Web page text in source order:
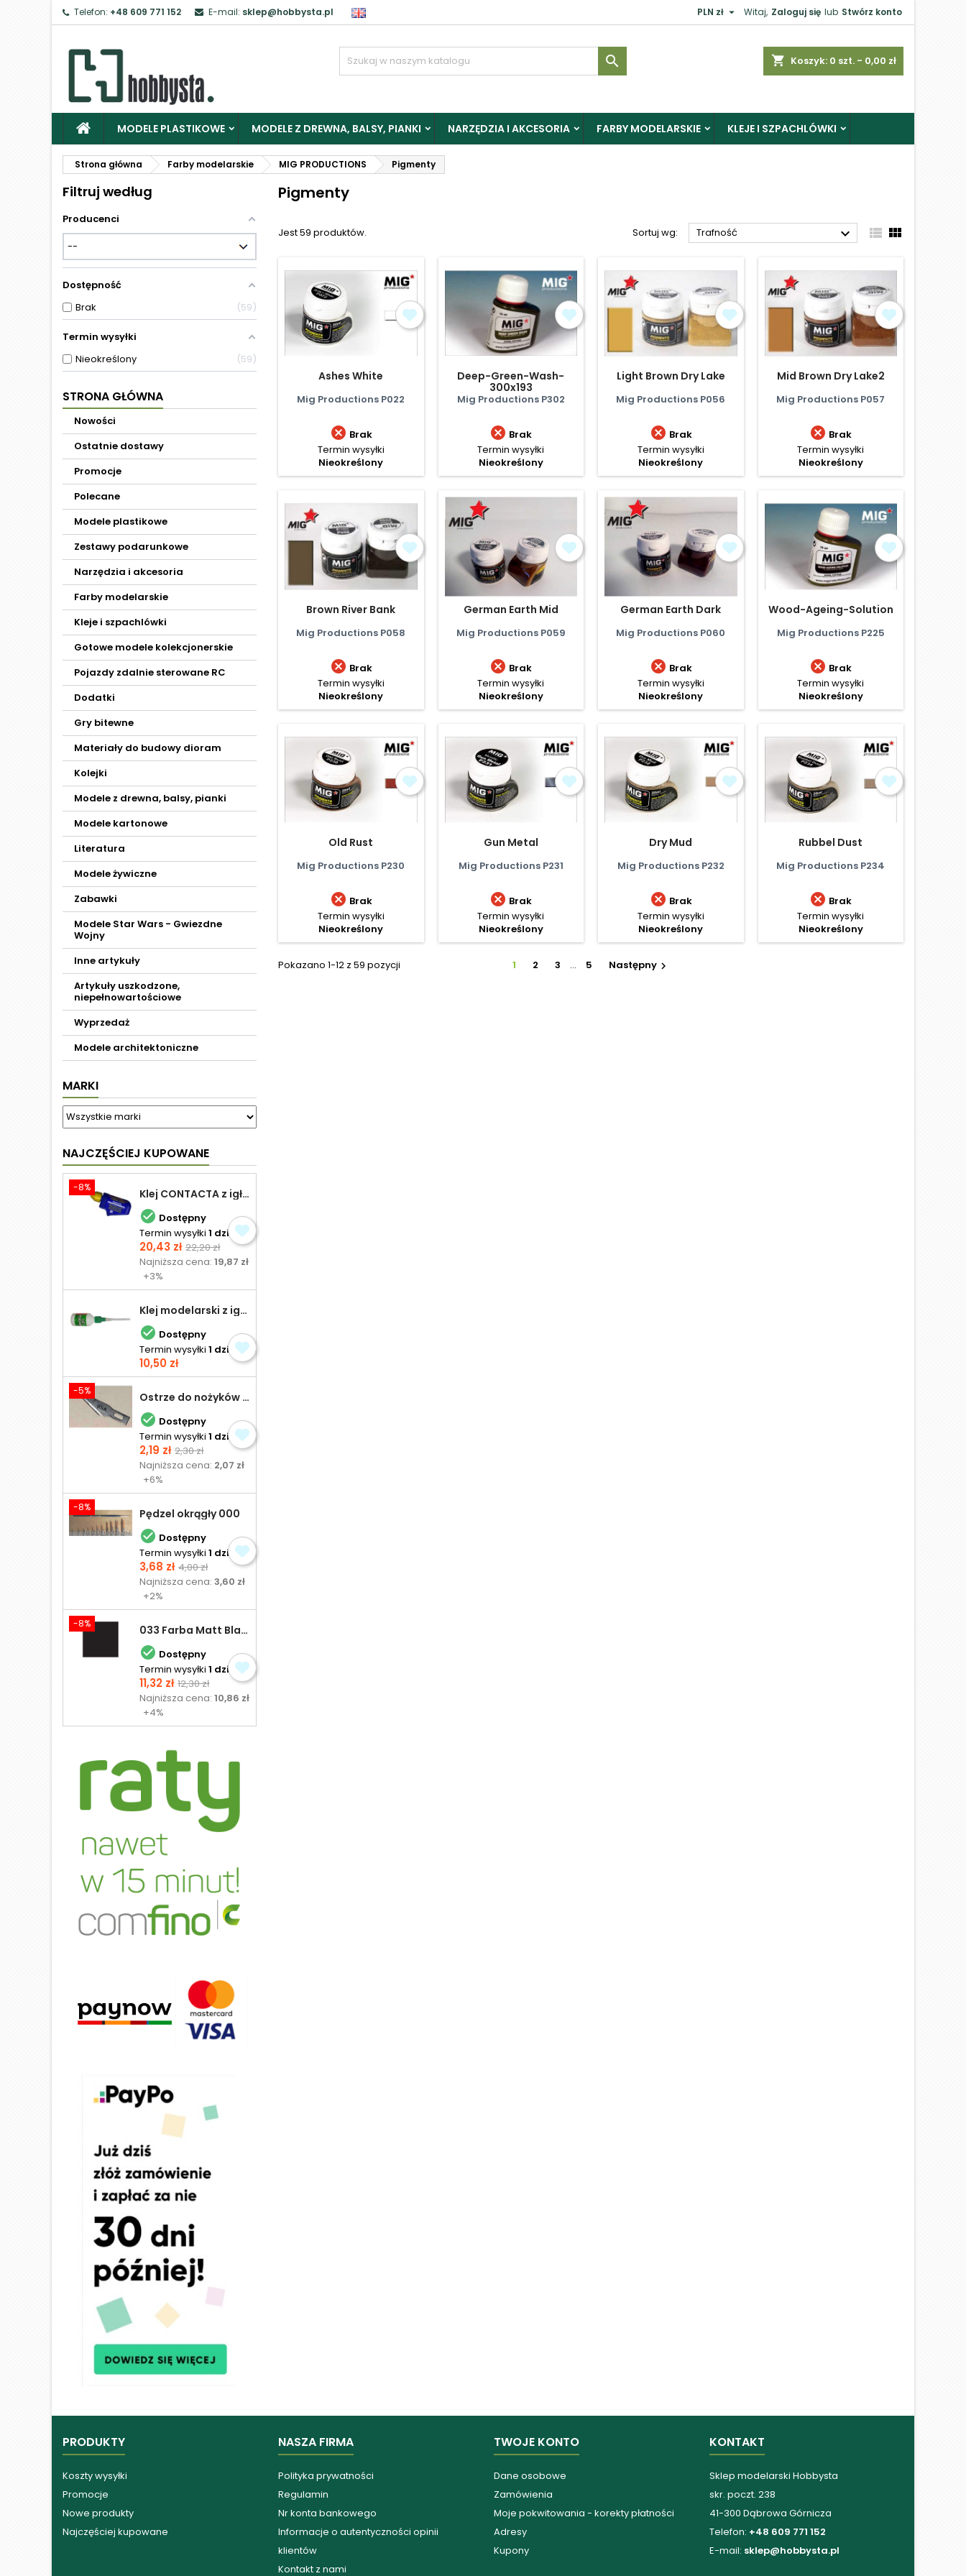
Telefon: +48 609 771 152 E-mail: sklep@hobbysta.pl Witaj, Zaloguj się lub Stwórz konto
PLN zł 
shopping_cart Koszyk: 0 szt. - 0,00 zł

MODELE PLASTIKOWE MODELE Z DREWNA, BALSY, PIANKI NARZĘDZIA I AKCESORIA FARBY MODELARSKIE KLEJE I SZPACHLÓWKI
Strona główna Farby modelarskie MIG PRODUCTIONS Pigmenty
Filtruj według
Producenci
Dostępność
Brak
59
Termin wysyłki
Nieokreślony
59
STRONA GŁÓWNA
Nowości
Ostatnie dostawy
Promocje
Polecane
Modele plastikowe
Zestawy podarunkowe
Narzędzia i akcesoria
Farby modelarskie
Kleje i szpachlówki
Gotowe modele kolekcjonerskie
Pojazdy zdalnie sterowane RC
Dodatki
Gry bitewne
Materiały do budowy dioram
Kolejki
Modele z drewna, balsy, pianki
Modele kartonowe
Literatura
Modele żywiczne
Zabawki
Modele Star Wars - Gwiezdne
Wojny
Inne artykuły
Artykuły uszkodzone,
niepełnowartościowe
Wyprzedaż
Modele architektoniczne
MARKI
NAJCZĘŚCIEJ KUPOWANE
-8% Klej CONTACTA z igłą do plastiku 25,0 g
 Dostępny
Termin wysyłki 1 dzień
Cena
20,43 zł Cena
podstawowa
22,20 zł
Najniższa cena:19,87 zł
+3%
Klej modelarski z igłą 30 ml
 Dostępny
Termin wysyłki 1 dzień
Cena
10,50 zł
-5% Ostrze do nożyków Excel
 Dostępny
Termin wysyłki 1 dzień
Cena
2,19 zł Cena
podstawowa
2,30 zł
Najniższa cena: 2,07 zł
+6%
-8% Pędzel okrągły 000
 Dostępny
Termin wysyłki 1 dzień
Cena
3,68 zł Cena
podstawowa
4,00 zł
Najniższa cena:3,60 zł
+2%
-8% 033 Farba Matt Black - olejna
 Dostępny
Termin wysyłki 1 dzień
Cena
11,32 zł Cena
podstawowa
12,30 zł
Najniższa cena:10,86 zł
+4%
Pigmenty
Jest 59 produktów. Sortuj wg: Trafność   
Ashes White
Mig Productions P022
 Brak
Termin wysyłki
Nieokreślony
Deep-Green-Wash-
300x193
Mig Productions P302
 Brak
Termin wysyłki
Nieokreślony
Light Brown Dry Lake
Mig Productions P056
 Brak
Termin wysyłki
Nieokreślony
Mid Brown Dry Lake2
Mig Productions P057
 Brak
Termin wysyłki
Nieokreślony
Brown River Bank
Mig Productions P058
 Brak
Termin wysyłki
Nieokreślony
German Earth Mid
Mig Productions P059
 Brak
Termin wysyłki
Nieokreślony
German Earth Dark
Mig Productions P060
 Brak
Termin wysyłki
Nieokreślony
Wood-Ageing-Solution
Mig Productions P225
 Brak
Termin wysyłki
Nieokreślony
Old Rust
Mig Productions P230
 Brak
Termin wysyłki
Nieokreślony
Gun Metal
Mig Productions P231
 Brak
Termin wysyłki
Nieokreślony
Dry Mud
Mig Productions P232
 Brak
Termin wysyłki
Nieokreślony
Rubbel Dust
Mig Productions P234
 Brak
Termin wysyłki
Nieokreślony
Pokazano 1-12 z 59 pozycji 1 2 3 … 5 Następny
PRODUKTY
Koszty wysyłki
Promocje
Nowe produkty
Najczęściej kupowane
NASZA FIRMA
Polityka prywatności
Regulamin
Nr konta bankowego
Informacje o autentyczności opinii
klientów
Kontakt z nami
TWOJE KONTO
Dane osobowe
Zamówienia
Moje pokwitowania - korekty płatności
Adresy
Kupony
KONTAKT
Sklep modelarski Hobbysta
skr. poczt. 238
41-300 Dąbrowa Górnicza
Telefon: +48 609 771 152
E-mail: sklep@hobbysta.pl
Zaloguj
Aby zapisać produkty do Schowka, musisz się zalogować.
Anuluj Zaloguj